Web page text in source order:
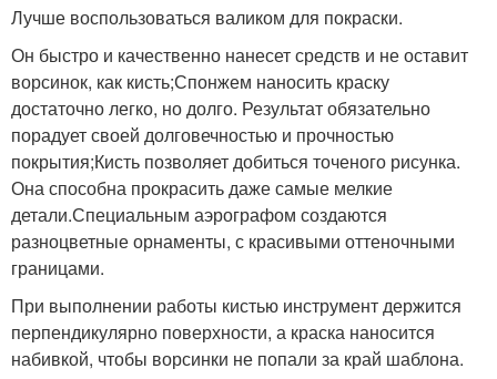
Лучше воспользоваться валиком для покраски.
Он быстро и качественно нанесет средств и не оставит
ворсинок, как кисть;Спонжем наносить краску
достаточно легко, но долго. Результат обязательно
порадует своей долговечностью и прочностью
покрытия;Кисть позволяет добиться точеного рисунка.
Она способна прокрасить даже самые мелкие
детали.Специальным аэрографом создаются
разноцветные орнаменты, с красивыми оттеночными
границами.
При выполнении работы кистью инструмент держится
перпендикулярно поверхности, а краска наносится
набивкой, чтобы ворсинки не попали за край шаблона.